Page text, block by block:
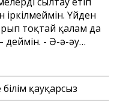
іркілмеймін. Үйден
тоқтай қалам да
деймін. - Ә-ә-әу…
қауқарсыз